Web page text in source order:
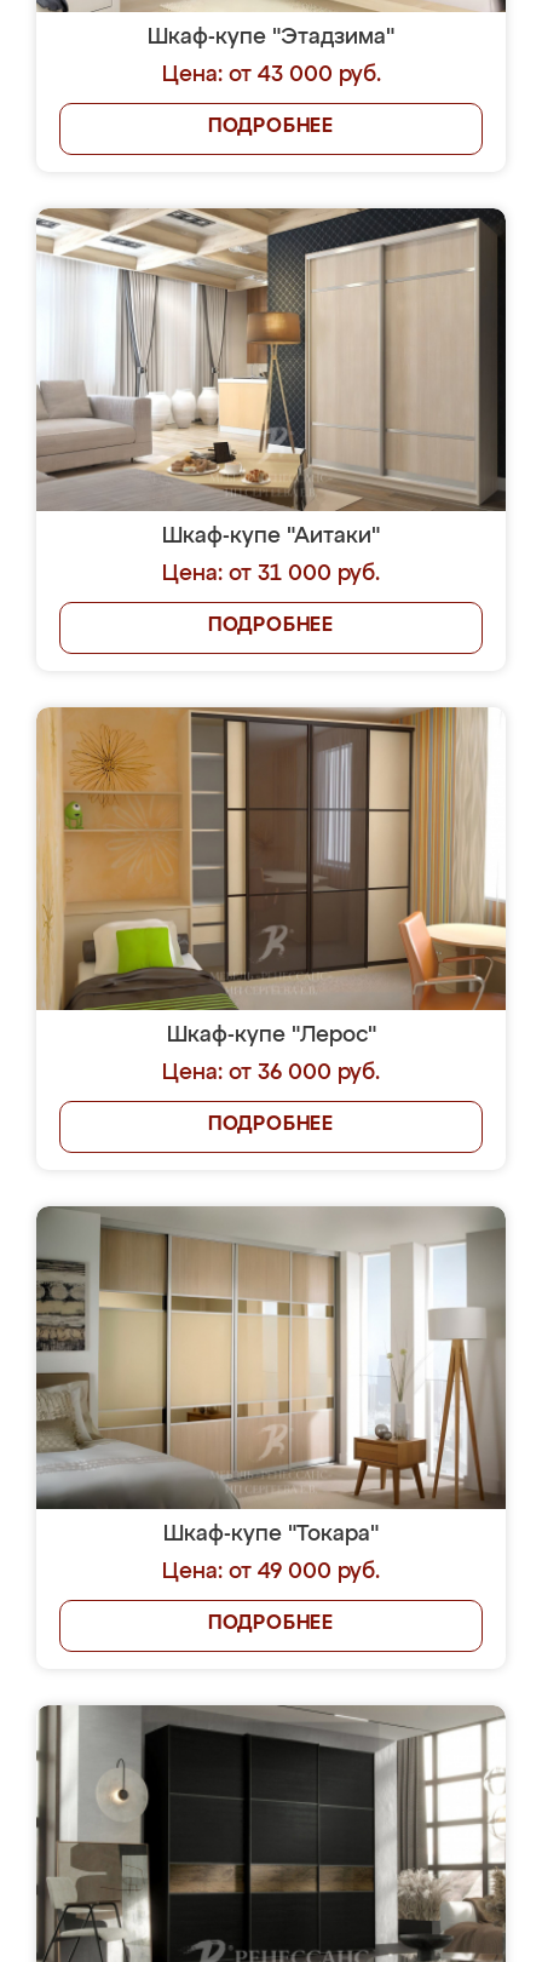
Шкаф-купе "Этадзима"
Цена: от 43 000 руб.
ПОДРОБНЕЕ
Шкаф-купе "Аитаки"
Цена: от 31 000 руб.
ПОДРОБНЕЕ
Шкаф-купе "Лерос"
Цена: от 36 000 руб.
ПОДРОБНЕЕ
Шкаф-купе "Токара"
Цена: от 49 000 руб.
ПОДРОБНЕЕ